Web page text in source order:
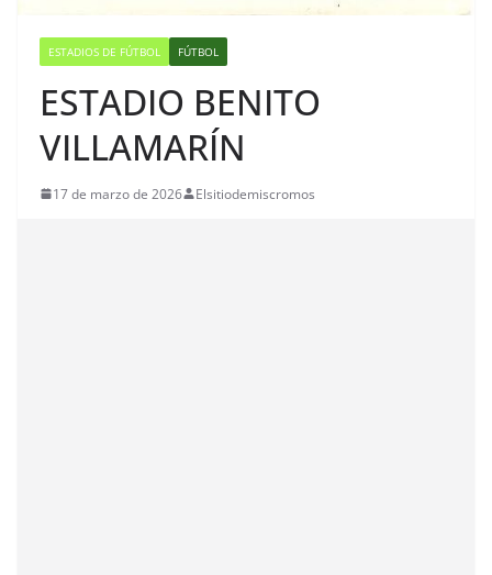
ESTADIOS DE FÚTBOL FÚTBOL
ESTADIO BENITO
VILLAMARÍN
17 de marzo de 2026 Elsitiodemiscromos